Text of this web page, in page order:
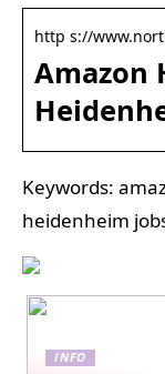
http s://
Amazon
Keywords:
heidenheim
INFO